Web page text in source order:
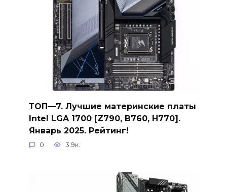
ТОП—7. Лучшие материнские платы
Intel LGA 1700 [Z790, B760, H770].
Январь 2025. Рейтинг!
0 3.9к.